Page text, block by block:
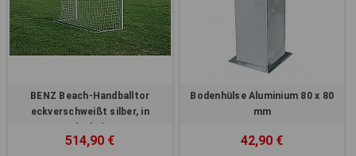
BENZ Beach-Handballtor
eckverschweißt silber, in
514,90 €
Bodenhülse Aluminium 80 x 80
mm
42,90 €